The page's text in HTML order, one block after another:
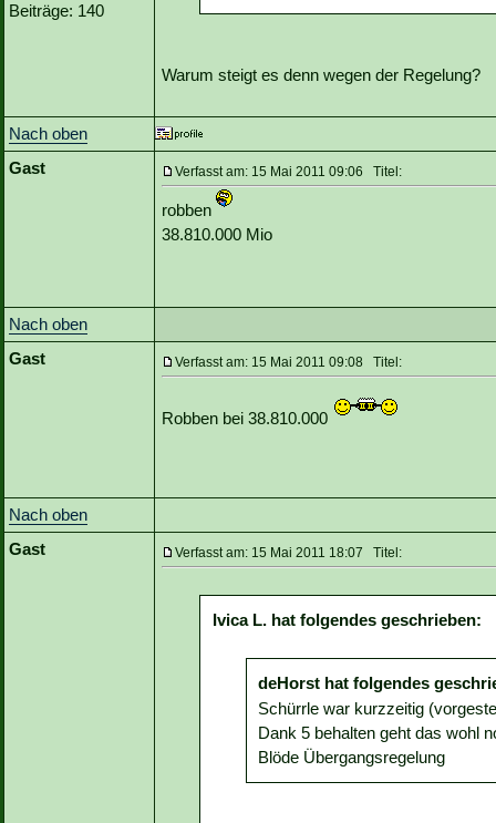
Beiträge: 140
Warum steigt es denn wegen der Regelung?
Nach oben
Gast
Verfasst am: 15 Mai 2011 09:06 Titel:
robben
38.810.000 Mio
Nach oben
Gast
Verfasst am: 15 Mai 2011 09:08 Titel:
Robben bei 38.810.000
Nach oben
Gast
Verfasst am: 15 Mai 2011 18:07 Titel:
Ivica L. hat folgendes geschrieben:
deHorst hat folgendes
Schürrle war kurzzeitig
Dank 5 behalten geht das wohl
Blöde Übergangsregelung